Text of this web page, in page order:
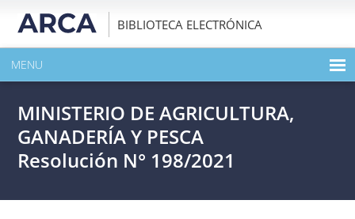
BIBLIOTECA ELECTRÓNICA
MENU
EXPANDIR TODO EL CONTENIDO DE LA PUBLICACIÓN
DESCARGAR PDF
MINISTERIO DE AGRICULTURA,
GANADERÍA Y PESCA
Resolución N° 198/2021